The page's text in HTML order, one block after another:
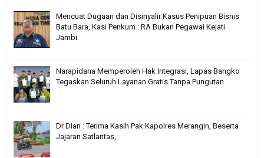
Mencuat Dugaan dan Disinyalir Kasus Penipuan Bisnis
Batu Bara, Kasi Penkum : RA Bukan Pegawai Kejati
Jambi
Narapidana Memperoleh Hak Integrasi, Lapas Bangko
Tegaskan Seluruh Layanan Gratis Tanpa Pungutan
Dr Dian : Terima Kasih Pak Kapolres Merangin, Beserta
Jajaran Satlantas,